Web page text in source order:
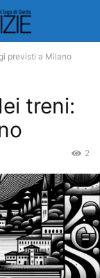
previsti a Milano
treni:
2